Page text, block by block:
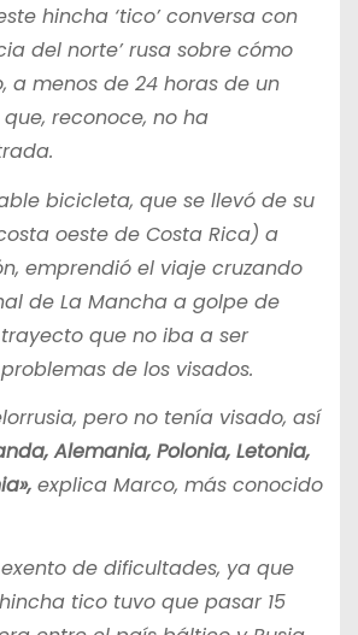
hincha ‘tico’ conversa con
del norte’ rusa sobre cómo
a menos de 24 horas de un
reconoce, no ha
bicicleta, que se llevó de su
oeste de Costa Rica) a
emprendió el viaje cruzando
de La Mancha a golpe de
que no iba a ser
de los visados.
pero no tenía visado, así
Alemania, Polonia, Letonia,
explica Marco, más conocido
de dificultades, ya que
tico tuvo que pasar 15